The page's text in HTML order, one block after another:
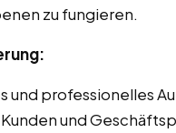
zu fungieren.
und professionelles
und